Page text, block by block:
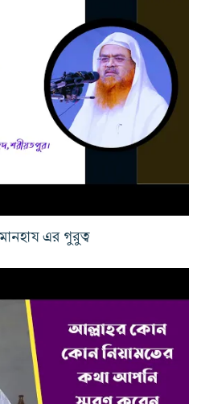
এর গুরুত্ব